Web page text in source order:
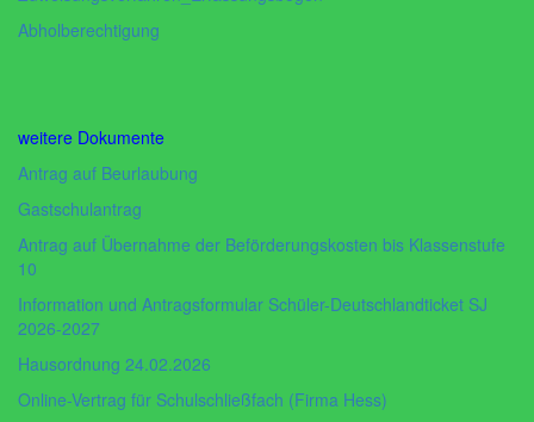
Abholberechtigung
weitere Dokumente
Antrag auf Beurlaubung
Gastschulantrag
Antrag auf Übernahme der Beförderungskosten bis Klassenstufe
10
Information und Antragsformular Schüler-Deutschlandticket SJ
2026-2027
Hausordnung 24.02.2026
Online-Vertrag für Schulschließfach (Firma Hess)